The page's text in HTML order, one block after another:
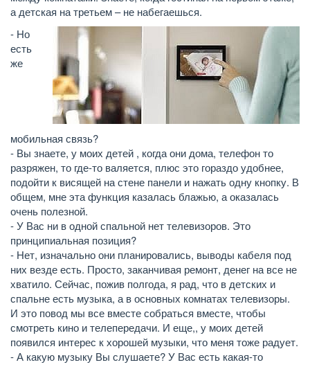
а детская на третьем – не набегаешься.
- Но
есть
же
мобильная связь?
- Вы знаете, у моих детей , когда они дома, телефон то
разряжен, то где-то валяется, плюс это гораздо удобнее,
подойти к висящей на стене панели и нажать одну кнопку. В
общем, мне эта функция казалась блажью, а оказалась
очень полезной.
- У Вас ни в одной спальной нет телевизоров. Это
принципиальная позиция?
- Нет, изначально они планировались, выводы кабеля под
них везде есть. Просто, заканчивая ремонт, денег на все не
хватило. Сейчас, пожив полгода, я рад, что в детских и
спальне есть музыка, а в основных комнатах телевизоры.
И это повод мы все вместе собраться вместе, чтобы
смотреть кино и телепередачи. И еще,, у моих детей
появился интерес к хорошей музыки, что меня тоже радует.
- А какую музыку Вы слушаете? У Вас есть какая-то